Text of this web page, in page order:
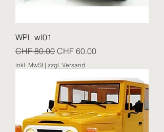
WPL wl01
Standardpreis
CHF 80.00 Sale-Preis
CHF 60.00
inkl. MwSt | zzgl. Versand